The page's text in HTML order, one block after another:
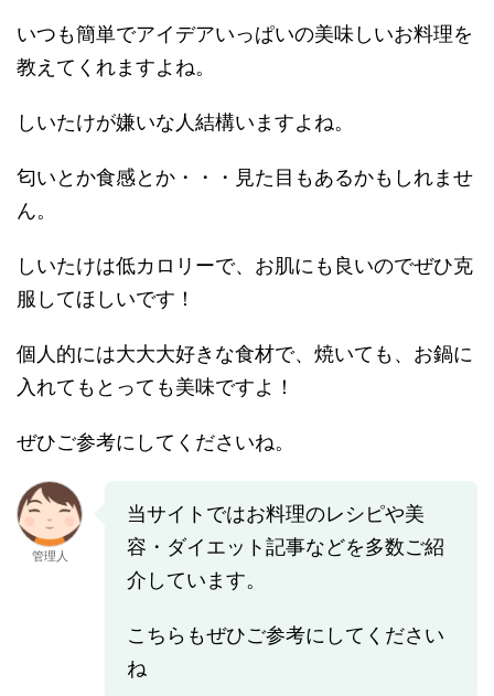
いつも簡単でアイデアいっぱいの美味しいお料理を
教えてくれますよね。
しいたけが嫌いな人結構いますよね。
匂いとか食感とか・・・見た目もあるかもしれませ
ん。
しいたけは低カロリーで、お肌にも良いのでぜひ克
服してほしいです！
個人的には大大大好きな食材で、焼いても、お鍋に
入れてもとっても美味ですよ！
ぜひご参考にしてくださいね。
管理人
当サイトではお料理のレシピや美
容・ダイエット記事などを多数ご紹
介しています。
こちらもぜひご参考にしてください
ね